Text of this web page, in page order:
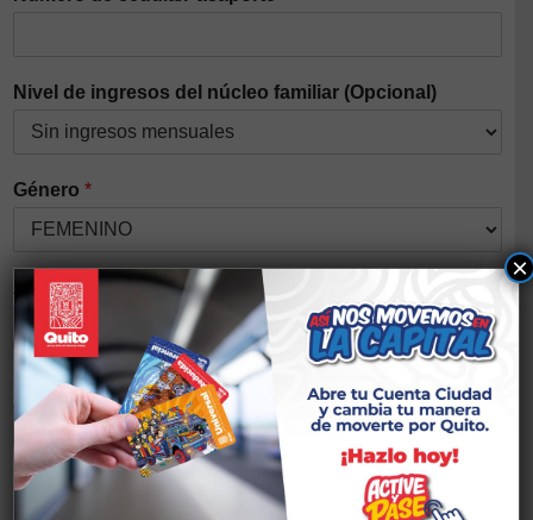
Nivel de ingresos del núcleo familiar (Opcional)
Género *
Auto identificación étnica
Discapacidad*
Si tiene alguna discapacidad elegir el tipo
Nacionalidad
×